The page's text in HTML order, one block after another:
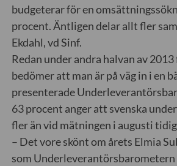
budgeterar för en
procent. Äntligen delar allt fler
Ekdahl, vd Sinf.
Redan under andra halvan av
bedömer att man är på väg in i en
presenterade
63 procent anger att svenska
fler än vid mätningen i augusti
– Det vore skönt om årets Elmia
som